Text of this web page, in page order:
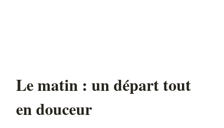
Le matin : un départ tout
en douceur